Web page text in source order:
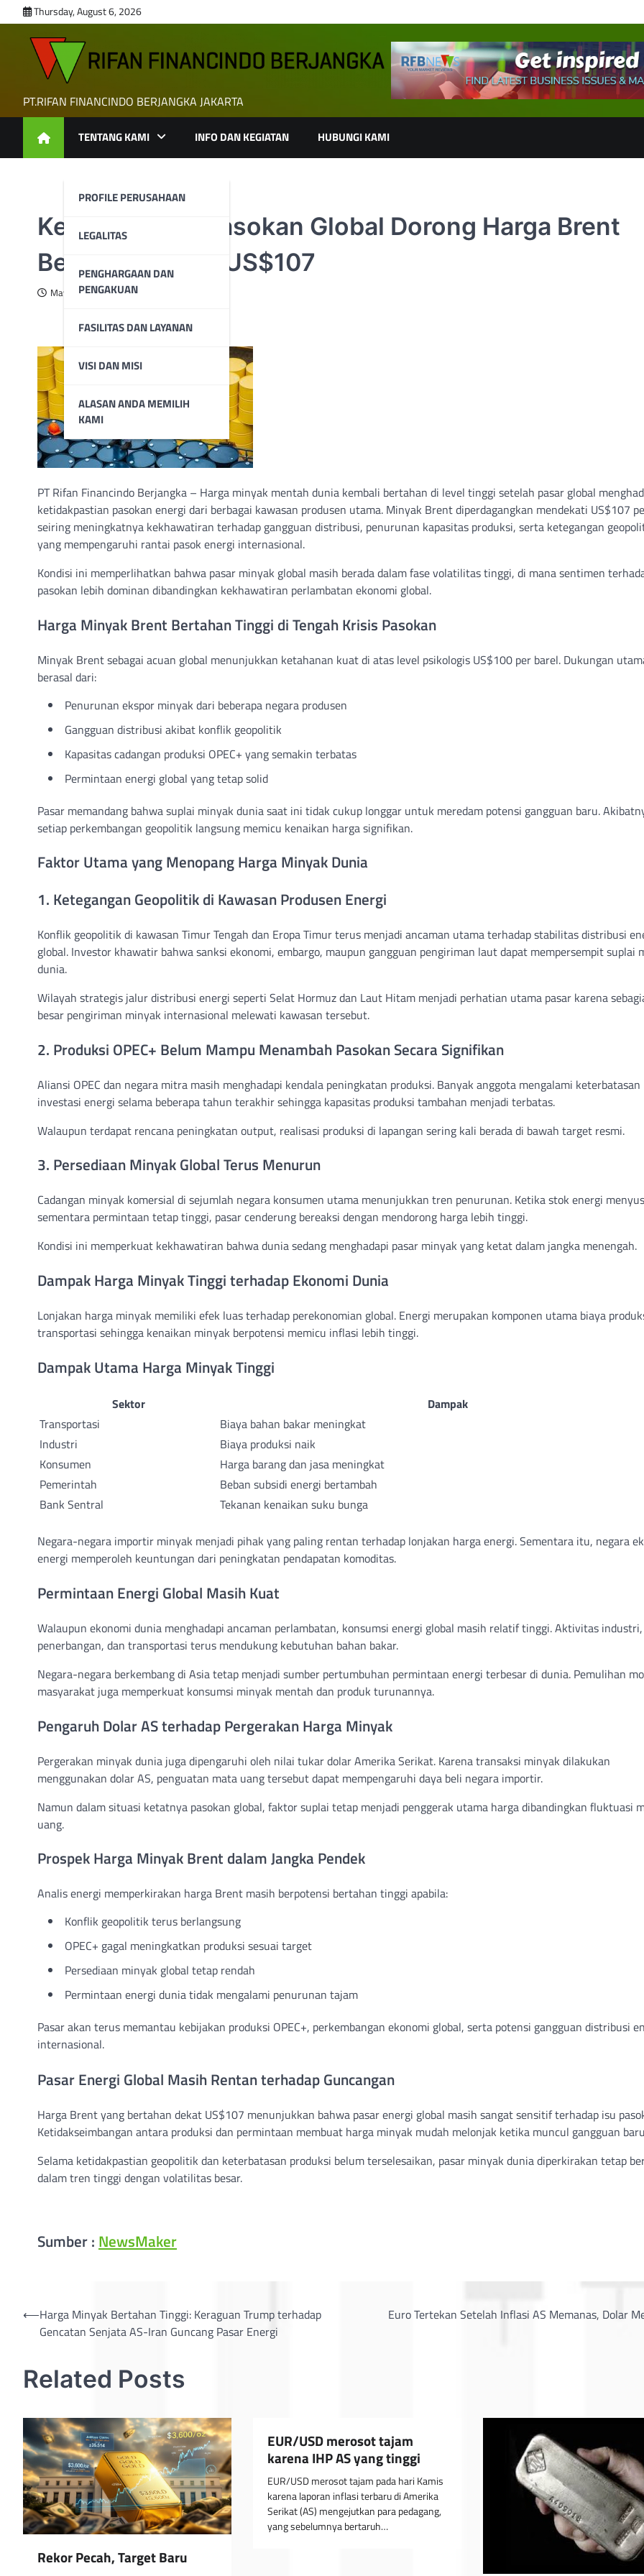
to
content
Thursday, August 6, 2026
PT.RIFAN FINANCINDO BERJANGKA JAKARTA
TENTANG KAMI
PROFILE PERUSAHAAN
LEGALITAS
PENGHARGAAN DAN
PENGAKUAN
FASILITAS DAN LAYANAN
VISI DAN MISI
ALASAN ANDA MEMILIH
KAMI
INFO DAN KEGIATAN HUBUNGI KAMI
Kekhawatiran Pasokan Global Dorong Harga Brent
Bertahan Dekat US$107
May 13, 2026
PT Rifan Financindo Berjangka – Harga minyak mentah dunia kembali bertahan di level tinggi setelah pasar global
ketidakpastian pasokan energi dari berbagai kawasan produsen utama. Minyak Brent diperdagangkan mendekati US$107
seiring meningkatnya kekhawatiran terhadap gangguan distribusi, penurunan kapasitas produksi, serta ketegangan
yang mempengaruhi rantai pasok energi internasional.
Kondisi ini memperlihatkan bahwa pasar minyak global masih berada dalam fase volatilitas tinggi, di mana sentimen
pasokan lebih dominan dibandingkan kekhawatiran perlambatan ekonomi global.
Harga Minyak Brent Bertahan Tinggi di Tengah Krisis Pasokan
Minyak Brent sebagai acuan global menunjukkan ketahanan kuat di atas level psikologis US$100 per barel. Dukungan
berasal dari:
Penurunan ekspor minyak dari beberapa negara produsen
Gangguan distribusi akibat konflik geopolitik
Kapasitas cadangan produksi OPEC+ yang semakin terbatas
Permintaan energi global yang tetap solid
Pasar memandang bahwa suplai minyak dunia saat ini tidak cukup longgar untuk meredam potensi gangguan baru.
setiap perkembangan geopolitik langsung memicu kenaikan harga signifikan.
Faktor Utama yang Menopang Harga Minyak Dunia
1. Ketegangan Geopolitik di Kawasan Produsen Energi
Konflik geopolitik di kawasan Timur Tengah dan Eropa Timur terus menjadi ancaman utama terhadap stabilitas distribusi
global. Investor khawatir bahwa sanksi ekonomi, embargo, maupun gangguan pengiriman laut dapat mempersempit suplai
dunia.
Wilayah strategis jalur distribusi energi seperti Selat Hormuz dan Laut Hitam menjadi perhatian utama pasar karena
besar pengiriman minyak internasional melewati kawasan tersebut.
2. Produksi OPEC+ Belum Mampu Menambah Pasokan Secara Signifikan
Aliansi OPEC dan negara mitra masih menghadapi kendala peningkatan produksi. Banyak anggota mengalami keterbatasan
investasi energi selama beberapa tahun terakhir sehingga kapasitas produksi tambahan menjadi terbatas.
Walaupun terdapat rencana peningkatan output, realisasi produksi di lapangan sering kali berada di bawah target resmi.
3. Persediaan Minyak Global Terus Menurun
Cadangan minyak komersial di sejumlah negara konsumen utama menunjukkan tren penurunan. Ketika stok energi
sementara permintaan tetap tinggi, pasar cenderung bereaksi dengan mendorong harga lebih tinggi.
Kondisi ini memperkuat kekhawatiran bahwa dunia sedang menghadapi pasar minyak yang ketat dalam jangka menengah.
Dampak Harga Minyak Tinggi terhadap Ekonomi Dunia
Lonjakan harga minyak memiliki efek luas terhadap perekonomian global. Energi merupakan komponen utama biaya
transportasi sehingga kenaikan minyak berpotensi memicu inflasi lebih tinggi.
Dampak Utama Harga Minyak Tinggi
Sektor
Dampak
Transportasi
Biaya bahan bakar meningkat
Industri
Biaya produksi naik
Konsumen
Harga barang dan jasa meningkat
Pemerintah
Beban subsidi energi bertambah
Bank Sentral
Tekanan kenaikan suku bunga
Negara-negara importir minyak menjadi pihak yang paling rentan terhadap lonjakan harga energi. Sementara itu, negara
energi memperoleh keuntungan dari peningkatan pendapatan komoditas.
Permintaan Energi Global Masih Kuat
Walaupun ekonomi dunia menghadapi ancaman perlambatan, konsumsi energi global masih relatif tinggi. Aktivitas
penerbangan, dan transportasi terus mendukung kebutuhan bahan bakar.
Negara-negara berkembang di Asia tetap menjadi sumber pertumbuhan permintaan energi terbesar di dunia. Pemulihan
masyarakat juga memperkuat konsumsi minyak mentah dan produk turunannya.
Pengaruh Dolar AS terhadap Pergerakan Harga Minyak
Pergerakan minyak dunia juga dipengaruhi oleh nilai tukar dolar Amerika Serikat. Karena transaksi minyak dilakukan
menggunakan dolar AS, penguatan mata uang tersebut dapat mempengaruhi daya beli negara importir.
Namun dalam situasi ketatnya pasokan global, faktor suplai tetap menjadi penggerak utama harga dibandingkan fluktuasi
uang.
Prospek Harga Minyak Brent dalam Jangka Pendek
Analis energi memperkirakan harga Brent masih berpotensi bertahan tinggi apabila:
Konflik geopolitik terus berlangsung
OPEC+ gagal meningkatkan produksi sesuai target
Persediaan minyak global tetap rendah
Permintaan energi dunia tidak mengalami penurunan tajam
Pasar akan terus memantau kebijakan produksi OPEC+, perkembangan ekonomi global, serta potensi gangguan distribusi
internasional.
Pasar Energi Global Masih Rentan terhadap Guncangan
Harga Brent yang bertahan dekat US$107 menunjukkan bahwa pasar energi global masih sangat sensitif terhadap isu
Ketidakseimbangan antara produksi dan permintaan membuat harga minyak mudah melonjak ketika muncul gangguan
Selama ketidakpastian geopolitik dan keterbatasan produksi belum terselesaikan, pasar minyak dunia diperkirakan tetap
dalam tren tinggi dengan volatilitas besar.
Sumber : NewsMaker
Post
navigation
⟵Harga Minyak Bertahan Tinggi: Keraguan Trump terhadap
Gencatan Senjata AS-Iran Guncang Pasar Energi
Euro Tertekan Setelah Inflasi AS Memanas, Dolar
Related Posts
Rekor Pecah, Target Baru
EUR/USD merosot tajam
karena IHP AS yang tinggi
EUR/USD merosot tajam pada hari Kamis
karena laporan inflasi terbaru di Amerika
Serikat (AS) mengejutkan para pedagang,
yang sebelumnya bertaruh…